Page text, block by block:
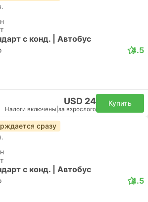
с конд. | Автобус
4.5
USD 24
Налоги включены за взрослого
Купить
сразу
с конд. | Автобус
4.5